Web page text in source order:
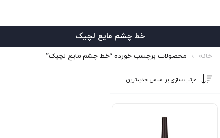
خط چشم مایع لچیک
خانه محصولات برچسب خورده “خط چشم مایع لچیک”